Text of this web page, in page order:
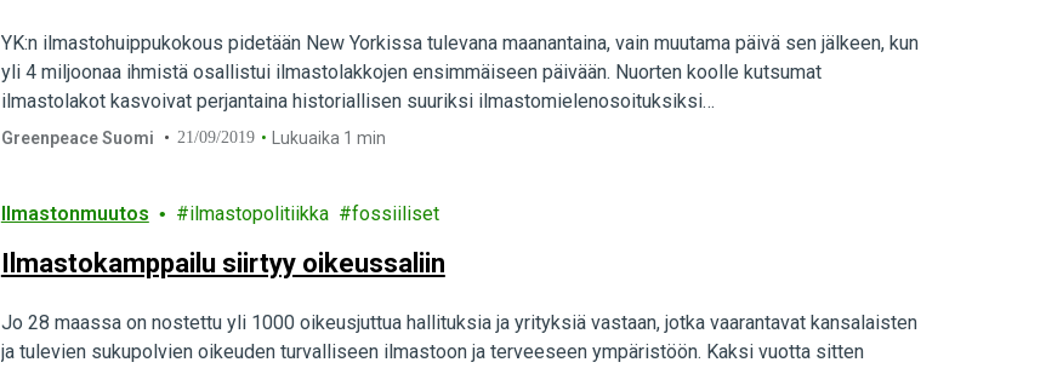
YK:n ilmastohuippukokous pidetään New Yorkissa tulevana maanantaina, vain muutama päivä sen jälkeen, kun
yli 4 miljoonaa ihmistä osallistui ilmastolakkojen ensimmäiseen päivään. Nuorten koolle kutsumat
ilmastolakot kasvoivat perjantaina historiallisen suuriksi ilmastomielenosoituksiksi…
Greenpeace Suomi 21/09/2019 Lukuaika 1 min
Ilmastonmuutos ilmastopolitiikka fossiiliset
Ilmastokamppailu siirtyy oikeussaliin
Jo 28 maassa on nostettu yli 1000 oikeusjuttua hallituksia ja yrityksiä vastaan, jotka vaarantavat kansalaisten
ja tulevien sukupolvien oikeuden turvalliseen ilmastoon ja terveeseen ympäristöön. Kaksi vuotta sitten